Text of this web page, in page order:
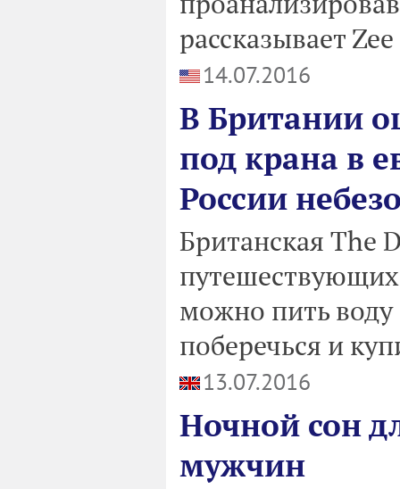
рассказывает
14.07.2016
В Британии
под крана в
России
Британская The
путешествующих
можно пить воду
поберечься и
13.07.2016
Ночной сон
мужчин